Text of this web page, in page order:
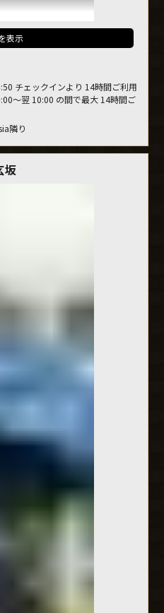
表示
チェックインより 14時間ご利用
～翌 10:00 の間で最大 14時間ご
隣り
坂